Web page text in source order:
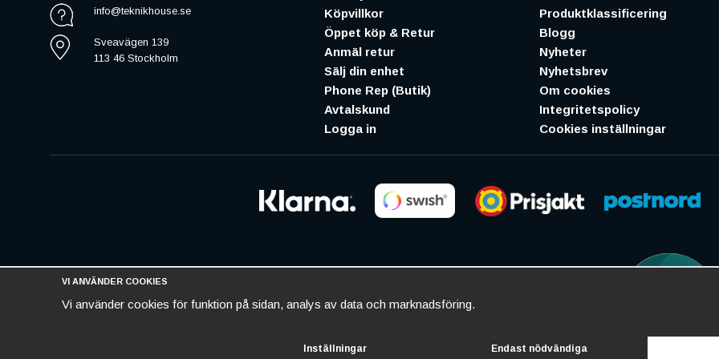
info@teknikhouse.se
Sveavägen 139
113 46 Stockholm
Köpvillkor
Öppet köp & Retur
Anmäl retur
Sälj din enhet
Phone Rep (Butik)
Avtalskund
Logga in
Produktklassificering
Blogg
Nyheter
Nyhetsbrev
Om cookies
Integritetspolicy
Cookies inställningar
VI ANVÄNDER COOKIES
Vi använder cookies för funktion på sidan, analys av data och marknadsföring.
Inställningar Endast nödvändiga